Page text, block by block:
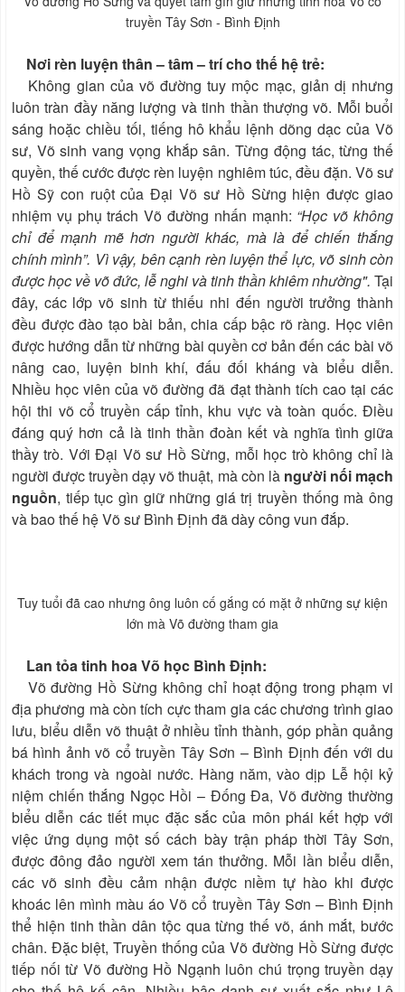
truyền Tây Sơn - Bình Định
Nơi rèn luyện thân – tâm – trí cho thế hệ trẻ:
Không gian của võ đường tuy mộc mạc, giản dị nhưng
luôn tràn đầy năng lượng và tinh thần thượng võ. Mỗi buổi
sáng hoặc chiều tối, tiếng hô khẩu lệnh dõng dạc của Võ
sư, Võ sinh vang vọng khắp sân. Từng động tác, từng thế
quyền, thế cước được rèn luyện nghiêm túc, đều đặn. Võ sư
Hồ Sỹ con ruột của Đại Võ sư Hồ Sừng hiện được giao
nhiệm vụ phụ trách Võ đường nhấn mạnh: “Học võ không
chỉ để mạnh mẽ hơn người khác, mà là để chiến thắng
chính mình”. Vì vậy, bên cạnh rèn luyện thể lực, võ sinh còn
được học về võ đức, lễ nghi và tinh thần khiêm nhường". Tại
đây, các lớp võ sinh từ thiếu nhi đến người trưởng thành
đều được đào tạo bài bản, chia cấp bậc rõ ràng. Học viên
được hướng dẫn từ những bài quyền cơ bản đến các bài võ
nâng cao, luyện binh khí, đấu đối kháng và biểu diễn.
Nhiều học viên của võ đường đã đạt thành tích cao tại các
hội thi võ cổ truyền cấp tỉnh, khu vực và toàn quốc. Điều
đáng quý hơn cả là tinh thần đoàn kết và nghĩa tình giữa
thầy trò. Với Đại Võ sư Hồ Sừng, mỗi học trò không chỉ là
người được truyền dạy võ thuật, mà còn là người nối mạch
nguồn, tiếp tục gìn giữ những giá trị truyền thống mà ông
và bao thế hệ Võ sư Bình Định đã dày công vun đắp.
Tuy tuổi đã cao nhưng ông luôn cố gắng có mặt ở những sự kiện
lớn mà Võ đường tham gia
Lan tỏa tinh hoa Võ học Bình Định:
Võ đường Hồ Sừng không chỉ hoạt động trong phạm vi
địa phương mà còn tích cực tham gia các chương trình giao
lưu, biểu diễn võ thuật ở nhiều tỉnh thành, góp phần quảng
bá hình ảnh võ cổ truyền Tây Sơn – Bình Định đến với du
khách trong và ngoài nước. Hàng năm, vào dịp Lễ hội kỷ
niệm chiến thắng Ngọc Hồi – Đống Đa, Võ đường thường
biểu diễn các tiết mục đặc sắc của môn phái kết hợp với
việc ứng dụng một số cách bày trận pháp thời Tây Sơn,
được đông đảo người xem tán thưởng. Mỗi lần biểu diễn,
các võ sinh đều cảm nhận được niềm tự hào khi được
khoác lên mình màu áo Võ cổ truyền Tây Sơn – Bình Định
thể hiện tinh thần dân tộc qua từng thế võ, ánh mắt, bước
chân. Đặc biệt, Truyền thống của Võ đường Hồ Sừng được
tiếp nối từ Võ đường Hồ Ngạnh luôn chú trọng truyền dạy